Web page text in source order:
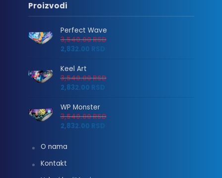
Proizvodi
Perfect Wave
3,540.00RSD
2,832.00 RSD
Keel Art
3,540.00RSD
2,832.00 RSD
WP Monster
3,540.00RSD
2,832.00 RSD
O nama
Kontakt